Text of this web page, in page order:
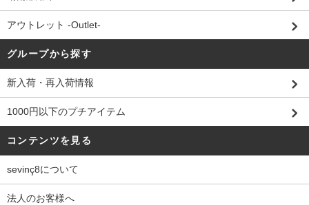
アウトレット -Outlet-
グループから探す
新入荷・再入荷情報
1000円以下のプチアイテム
コンテンツを見る
sevinç8について
法人のお客様へ